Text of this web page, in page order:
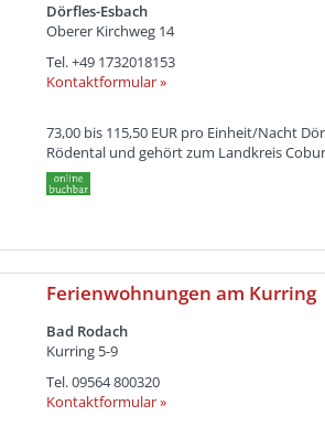
Dörfles-Esbach
Oberer Kirchweg 14
Tel.+49 1732018153
Kontaktformular »
73,00 bis 115,50 EUR pro Einheit/Nacht
Rödental und gehört zum Landkreis
Ferienwohnungen am Kurring
Bad Rodach
Kurring 5-9
Tel.09564 800320
Kontaktformular »